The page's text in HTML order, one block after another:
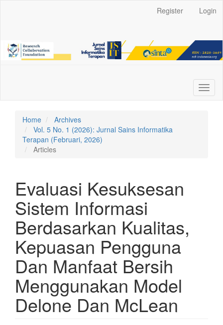
Sidebar
Register Login
Home
Archives
Vol. 5 No. 1 (2026): Jurnal Sains Informatika
Terapan (Februari, 2026)
Articles
Evaluasi Kesuksesan
Sistem Informasi
Berdasarkan Kualitas,
Kepuasan Pengguna
Dan Manfaat Bersih
Menggunakan Model
Delone Dan McLean